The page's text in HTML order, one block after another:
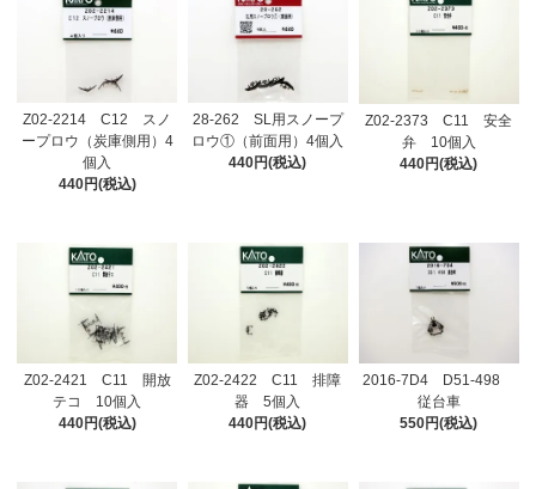
Z02-2214 C12 スノ
ープロウ（炭庫側用）4
個入
440円(税込)
28-262 SL用スノープ
ロウ①（前面用）4個入
440円(税込)
Z02-2373 C11 安全
弁 10個入
440円(税込)
Z02-2421 C11 開放
テコ 10個入
440円(税込)
Z02-2422 C11 排障
器 5個入
440円(税込)
2016-7D4 D51-498
従台車
550円(税込)